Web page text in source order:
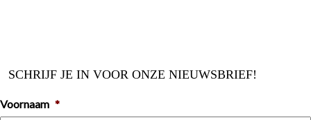
SCHRIJF JE IN VOOR ONZE NIEUWSBRIEF!
Voornaam *